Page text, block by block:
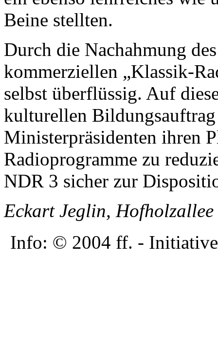
Beine stellten.
Durch die Nachahmung
kommerziellen „Klassik-
selbst überflüssig. Auf
kulturellen
Ministerpräsidenten ihren
Radioprogramme zu
NDR 3 sicher zur
Eckart Jeglin,
Info: © 2004 ff. -